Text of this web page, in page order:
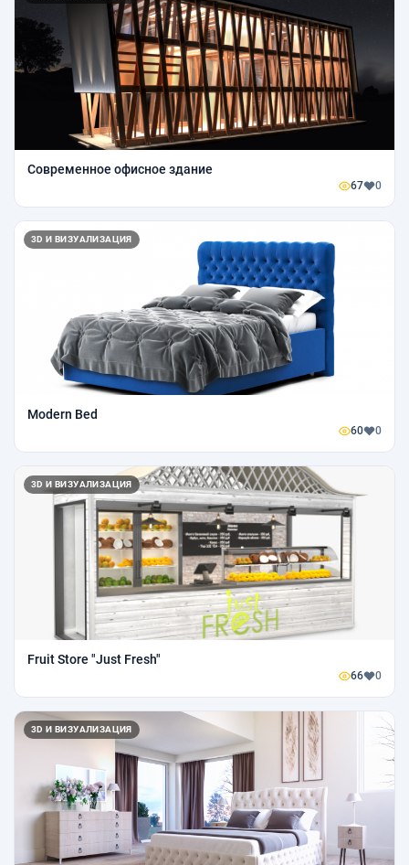
Современное офисное здание
67 0
3D И ВИЗУАЛИЗАЦИЯ
Modern Bed
60 0
3D И ВИЗУАЛИЗАЦИЯ
Fruit Store "Just Fresh"
66 0
3D И ВИЗУАЛИЗАЦИЯ